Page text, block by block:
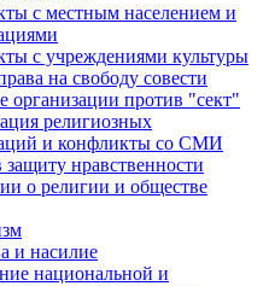
с местным населением и
с учреждениями культуры
на свободу совести
организации против "сект"
религиозных
и конфликты со СМИ
нравственности
о религии и обществе
и насилие
национальной и